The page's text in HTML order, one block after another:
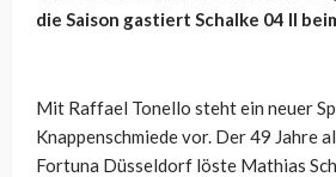
die Saison gastiert Schalke 04 II
Mit Raffael Tonello steht ein neuer
Knappenschmiede vor. Der 49 Jahre
Fortuna Düsseldorf löste Mathias